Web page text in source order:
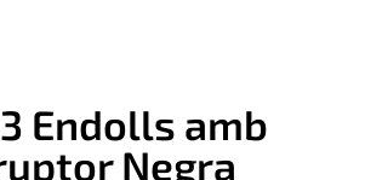
Endolls amb
Negra